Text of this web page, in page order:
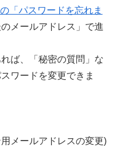
「パスワードを忘れま
メールアドレス」で進
ば、「秘密の質問」な
ワードを変更できま
メールアドレスの変更)